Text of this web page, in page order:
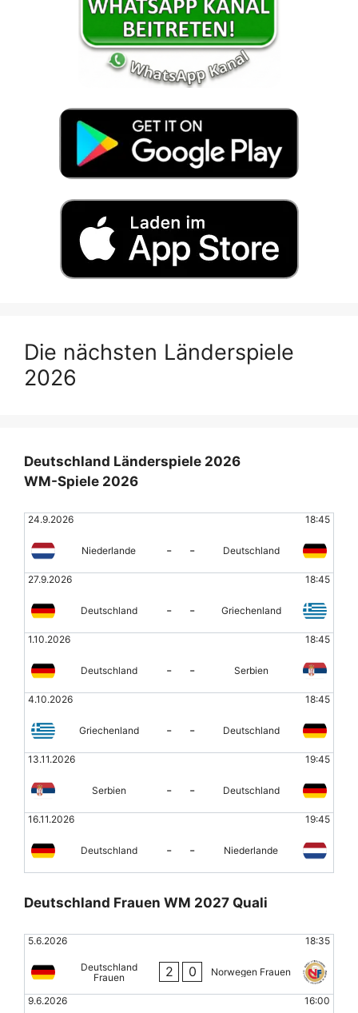
Die nächsten Länderspiele
2026
Deutschland Länderspiele 2026
WM-Spiele 2026
24.9.2026 18:45
Niederlande - - Deutschland
27.9.2026 18:45
Deutschland - - Griechenland
1.10.2026 18:45
Deutschland - - Serbien
4.10.2026 18:45
Griechenland - - Deutschland
13.11.2026 19:45
Serbien - - Deutschland
16.11.2026 19:45
Deutschland - - Niederlande
Deutschland Frauen WM 2027 Quali
5.6.2026 18:35
Deutschland
Frauen
2 0 Norwegen Frauen
9.6.2026 16:00